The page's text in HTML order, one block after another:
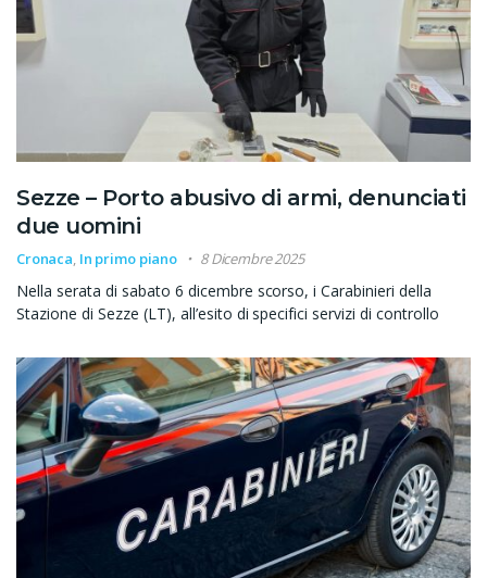
Sezze – Porto abusivo di armi, denunciati
due uomini
Cronaca, In primo piano 8 Dicembre 2025
Nella serata di sabato 6 dicembre scorso, i Carabinieri della
Stazione di Sezze (LT), all’esito di specifici servizi di controllo